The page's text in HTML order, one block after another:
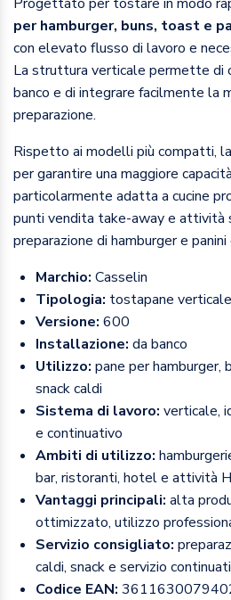
per hamburger, buns, toast e
con elevato flusso di lavoro e
La struttura verticale permette di
banco e di integrare facilmente la
preparazione.
Rispetto ai modelli più compatti,
per garantire una maggiore
particolarmente adatta a cucine
punti vendita take-away e attività
preparazione di hamburger e panini
Marchio: Casselin
Tipologia: tostapane
Versione: 600
Installazione: da banco
Utilizzo: pane per hamburger,
snack caldi
Sistema di lavoro: verticale,
e continuativo
Ambiti di utilizzo:
bar, ristoranti, hotel e attività
Vantaggi principali: alta
ottimizzato, utilizzo
Servizio consigliato:
caldi, snack e servizio
Codice EAN: